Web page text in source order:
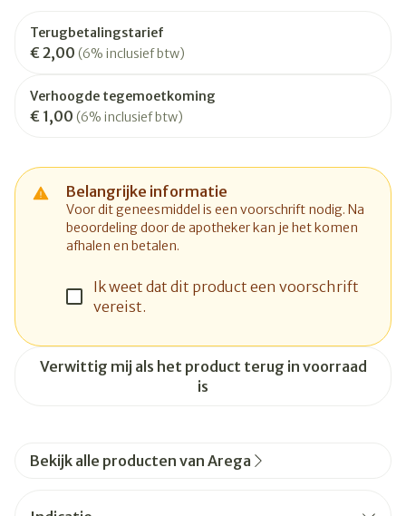
Terugbetalingstarief
€ 2,00 (6% inclusief btw)
Verhoogde tegemoetkoming
€ 1,00 (6% inclusief btw)
Belangrijke informatie
Voor dit geneesmiddel is een voorschrift nodig. Na
beoordeling door de apotheker kan je het komen
afhalen en betalen.
Ik weet dat dit product een voorschrift
vereist.
Verwittig mij als het product terug in voorraad
is
Bekijk alle producten van Arega